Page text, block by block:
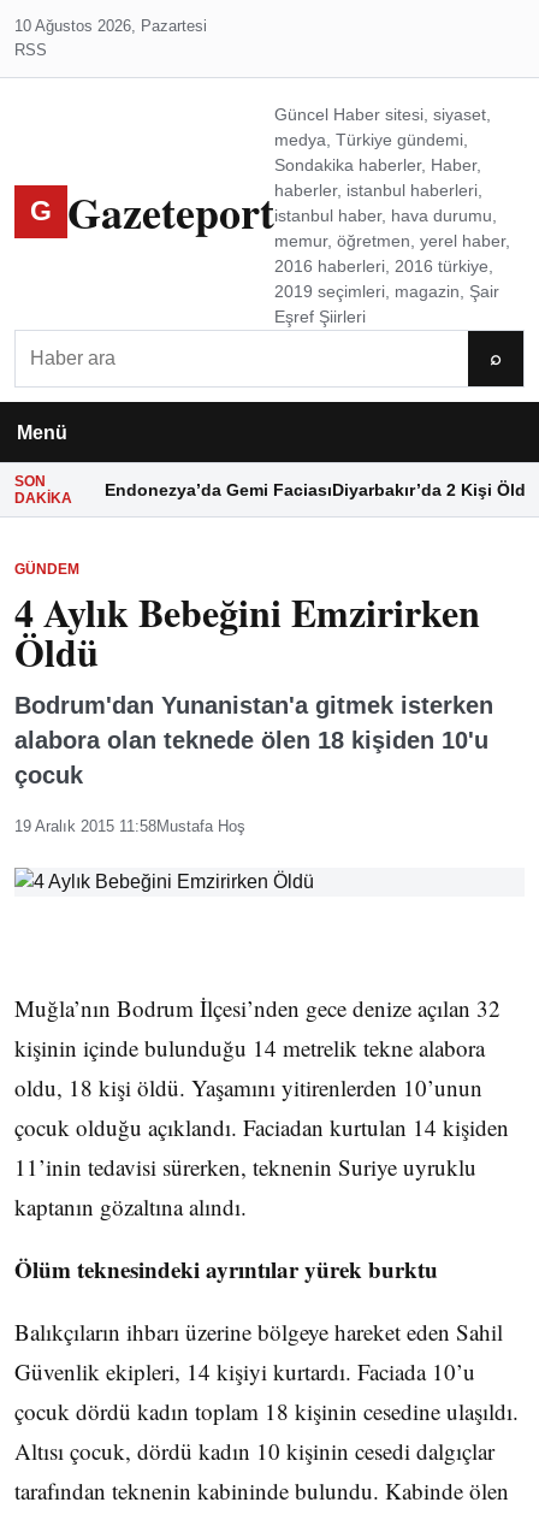
10 Ağustos 2026, Pazartesi
RSS
G Gazeteport
Güncel Haber sitesi, siyaset,
medya, Türkiye gündemi,
Sondakika haberler, Haber,
haberler, istanbul haberleri,
istanbul haber, hava durumu,
memur, öğretmen, yerel haber,
2016 haberleri, 2016 türkiye,
2019 seçimleri, magazin, Şair
Eşref Şiirleri
⌕
Menü
SON
DAKIKA
Endonezya’da Gemi FaciasıDiyarbakır’da 2 Kişi Öldü
GÜNDEM
4 Aylık Bebeğini Emzirirken
Öldü
Bodrum'dan Yunanistan'a gitmek isterken
alabora olan teknede ölen 18 kişiden 10'u
çocuk
19 Aralık 2015 11:58Mustafa Hoş
Muğla’nın Bodrum İlçesi’nden gece denize açılan 32
kişinin içinde bulunduğu 14 metrelik tekne alabora
oldu, 18 kişi öldü. Yaşamını yitirenlerden 10’unun
çocuk olduğu açıklandı. Faciadan kurtulan 14 kişiden
11’inin tedavisi sürerken, teknenin Suriye uyruklu
kaptanın gözaltına alındı.
Ölüm teknesindeki ayrıntılar yürek burktu
Balıkçıların ihbarı üzerine bölgeye hareket eden Sahil
Güvenlik ekipleri, 14 kişiyi kurtardı. Faciada 10’u
çocuk dördü kadın toplam 18 kişinin cesedine ulaşıldı.
Altısı çocuk, dördü kadın 10 kişinin cesedi dalgıçlar
tarafından teknenin kabininde bulundu. Kabinde ölen